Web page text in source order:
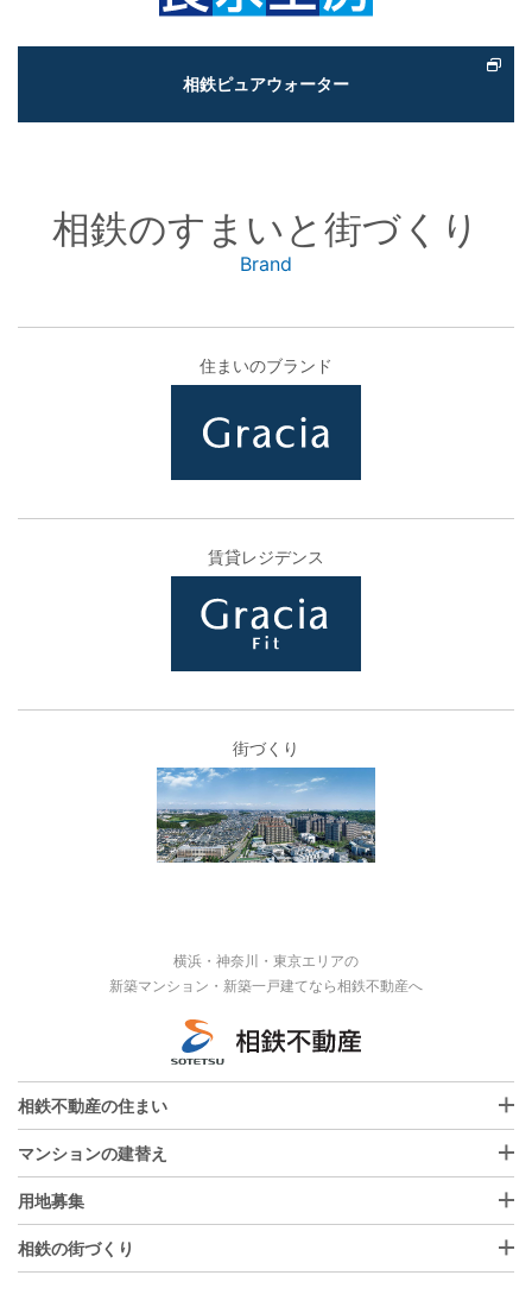
相鉄ピュアウォーター
相鉄のすまいと街づくり
Brand
住まいのブランド
賃貸レジデンス
街づくり
横浜・神奈川・東京エリアの
新築マンション・新築一戸建てなら相鉄不動産へ
相鉄不動産の住まい
マンションの建替え
用地募集
相鉄の街づくり